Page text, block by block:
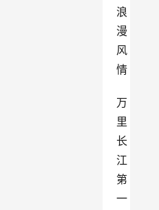
浪
漫
风
情
万
里
长
江
第
一